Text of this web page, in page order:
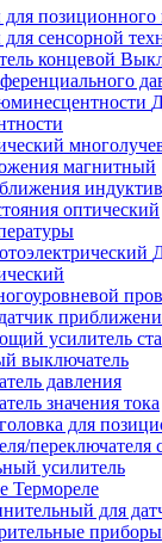
для
сенсорной
магнитный
оптический
усилитель
выключатель
давления
значения тока
для
усилитель
Термореле
для
приборы